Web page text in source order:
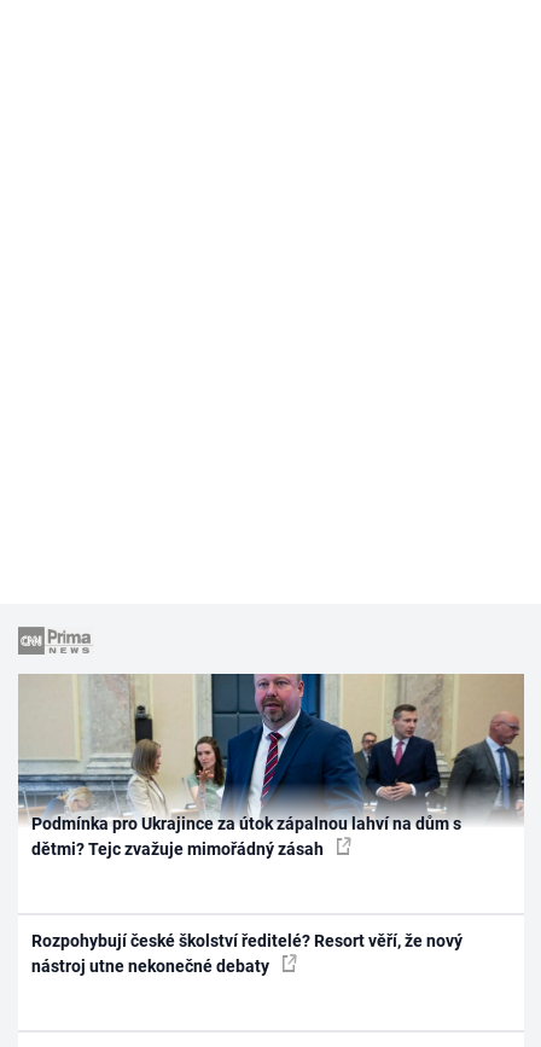
Podmínka pro Ukrajince za útok zápalnou lahví na dům s
dětmi? Tejc zvažuje mimořádný zásah
Rozpohybují české školství ředitelé? Resort věří, že nový
nástroj utne nekonečné debaty